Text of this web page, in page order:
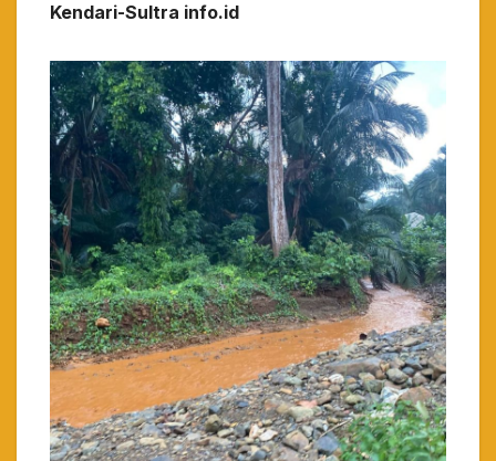
Kendari-Sultra info.id